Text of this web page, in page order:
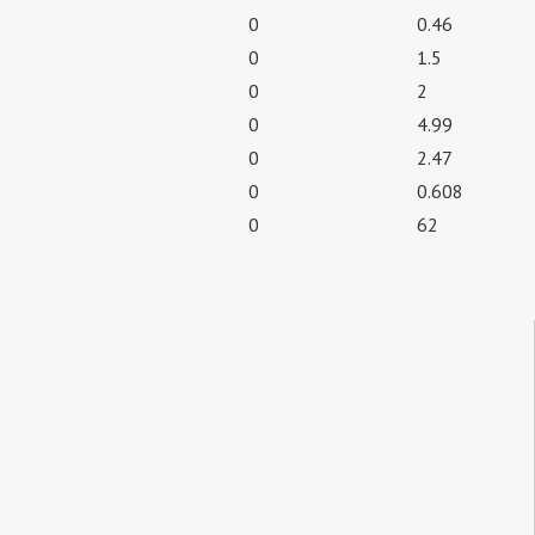
0
0.46
0
1.5
0
2
0
4.99
0
2.47
0
0.608
0 62